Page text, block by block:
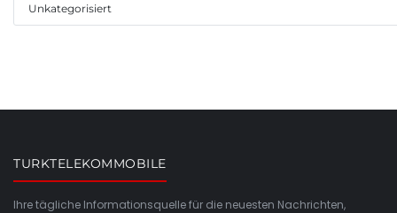
Unkategorisiert
TURKTELEKOMMOBILE
Ihre tägliche Informationsquelle für die neuesten Nachrichten,